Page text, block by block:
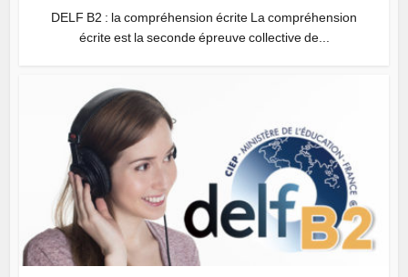
DELF B2 : la compréhension écrite La compréhension
écrite est la seconde épreuve collective de...